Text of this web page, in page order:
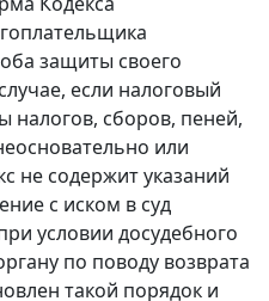
защиты своего
если налоговый
налогов, сборов, пеней,
или
не содержит указаний
с иском в суд
условии досудебного
по поводу возврата
такой порядок и